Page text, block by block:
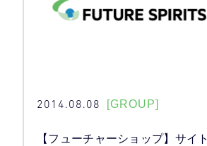
2014.08.08 [GROUP]
【フューチャーショップ】サイト